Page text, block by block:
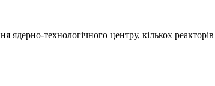
технологічного центру, кількох